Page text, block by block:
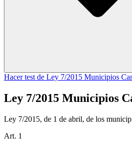
Hacer test de Ley 7/2015 Municipios
Ley 7/2015 Municipios
Ley 7/2015, de 1 de abril, de los
Art. 1